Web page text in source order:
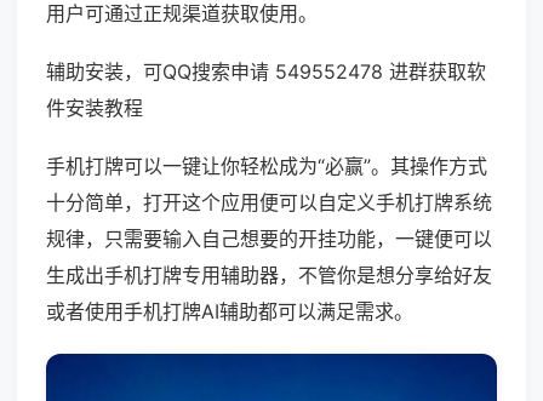
用户可通过正规渠道获取使用。
辅助安装，可QQ搜索申请 549552478 进群获取软
件安装教程
手机打牌可以一键让你轻松成为“必赢”。其操作方式
十分简单，打开这个应用便可以自定义手机打牌系统
规律，只需要输入自己想要的开挂功能，一键便可以
生成出手机打牌专用辅助器，不管你是想分享给好友
或者使用手机打牌AI辅助都可以满足需求。